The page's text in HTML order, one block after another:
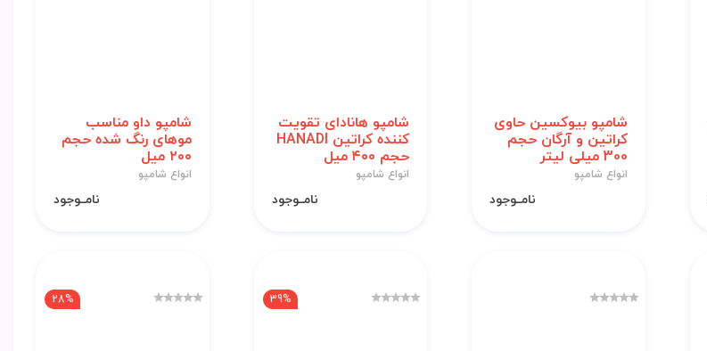
شامپو بیوکسین حاوی
کراتین و آرگان حجم
300 میلی لیتر
انواع شامپو
نامــوجود
شامپو هانادای تقویت
کننده کراتین HANADI
حجم ۴۰۰ میل
انواع شامپو
نامــوجود
شامپو داو مناسب
موهای رنگ شده حجم
۲۰۰ میل
انواع شامپو
نامــوجود
39%
28%